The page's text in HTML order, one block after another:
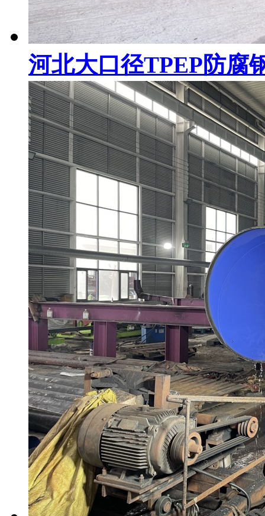
河北大口径TPEP防腐